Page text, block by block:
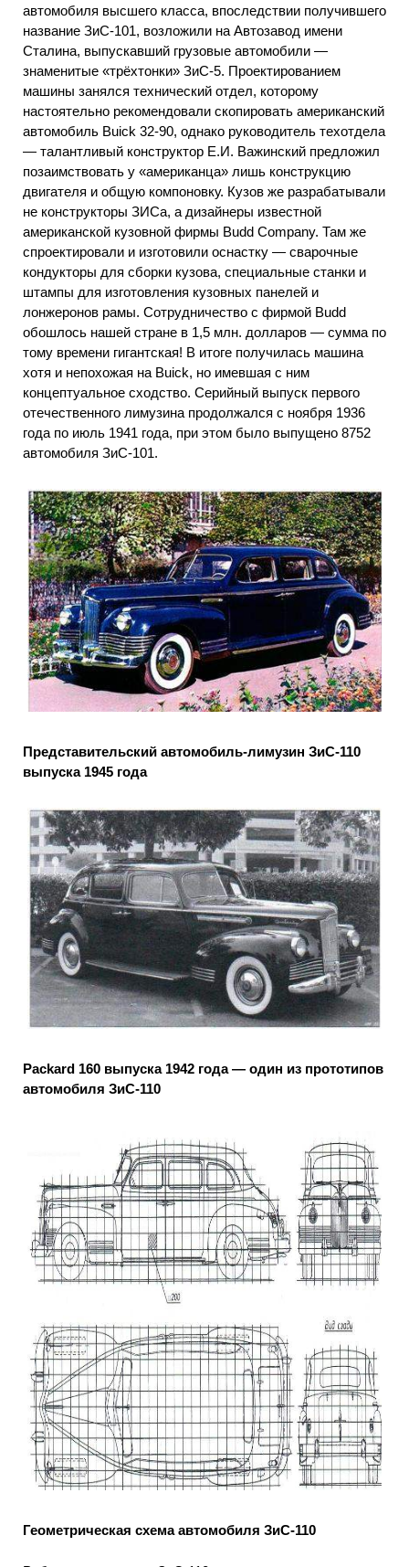
автомобиля высшего класса, впоследствии получившего
название ЗиС-101, возложили на Автозавод имени
Сталина, выпускавший грузовые автомобили —
знаменитые «трёхтонки» ЗиС-5. Проектированием
машины занялся технический отдел, которому
настоятельно рекомендовали скопировать американский
автомобиль Buick 32-90, однако руководитель техотдела
— талантливый конструктор Е.И. Важинский предложил
позаимствовать у «американца» лишь конструкцию
двигателя и общую компоновку. Кузов же разрабатывали
не конструкторы ЗИСа, а дизайнеры известной
американской кузовной фирмы Budd Company. Там же
спроектировали и изготовили оснастку — сварочные
кондукторы для сборки кузова, специальные станки и
штампы для изготовления кузовных панелей и
лонжеронов рамы. Сотрудничество с фирмой Budd
обошлось нашей стране в 1,5 млн. долларов — сумма по
тому времени гигантская! В итоге получилась машина
хотя и непохожая на Buick, но имевшая с ним
концептуальное сходство. Серийный выпуск первого
отечественного лимузина продолжался с ноября 1936
года по июль 1941 года, при этом было выпущено 8752
автомобиля ЗиС-101.
Представительский автомобиль-лимузин ЗиС-110
выпуска 1945 года
Packard 160 выпуска 1942 года — один из прототипов
автомобиля ЗиС-110
Геометрическая схема автомобиля ЗиС-110